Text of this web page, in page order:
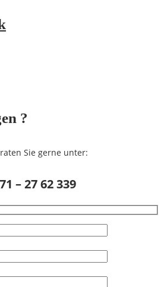
?
Sie gerne unter:
– 27 62 339